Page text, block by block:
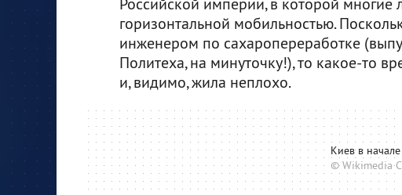
горизонтальной мобильностью.
инженером по сахаропереработке
Политеха, на минуточку!), то какое-то
и, видимо, жила неплохо.
Киев в
© Wikimedia